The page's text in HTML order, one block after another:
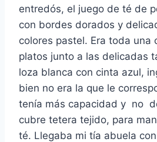
entredós, el juego de té de
con bordes dorados y
colores pastel. Era toda una
platos junto a las delicadas
loza blanca con cinta azul,
bien no era la que le
tenía más capacidad y no
cubre tetera tejido, para
té. Llegaba mi tía abuela